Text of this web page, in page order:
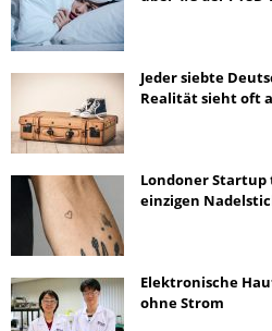
Jeder siebte
Realität sieht oft
Londoner
einzigen
Elektronische
ohne Strom